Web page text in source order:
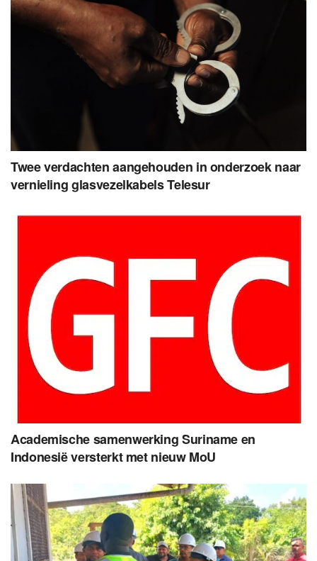
Twee verdachten aangehouden in onderzoek naar
vernieling glasvezelkabels Telesur
Academische samenwerking Suriname en
Indonesië versterkt met nieuw MoU